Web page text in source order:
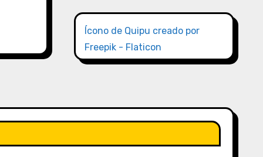
Ícono de Quipu creado por
Freepik - Flaticon